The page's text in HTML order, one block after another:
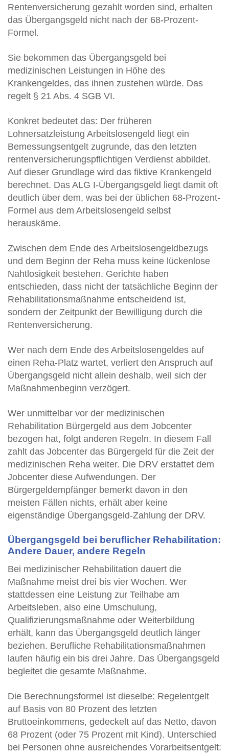
Rentenversicherung gezahlt worden sind, erhalten
das Übergangsgeld nicht nach der 68-Prozent-
Formel.
Sie bekommen das Übergangsgeld bei
medizinischen Leistungen in Höhe des
Krankengeldes, das ihnen zustehen würde. Das
regelt § 21 Abs. 4 SGB VI.
Konkret bedeutet das: Der früheren
Lohnersatzleistung Arbeitslosengeld liegt ein
Bemessungsentgelt zugrunde, das den letzten
rentenversicherungspflichtigen Verdienst abbildet.
Auf dieser Grundlage wird das fiktive Krankengeld
berechnet. Das ALG I-Übergangsgeld liegt damit oft
deutlich über dem, was bei der üblichen 68-Prozent-
Formel aus dem Arbeitslosengeld selbst
herauskäme.
Zwischen dem Ende des Arbeitslosengeldbezugs
und dem Beginn der Reha muss keine lückenlose
Nahtlosigkeit bestehen. Gerichte haben
entschieden, dass nicht der tatsächliche Beginn der
Rehabilitationsmaßnahme entscheidend ist,
sondern der Zeitpunkt der Bewilligung durch die
Rentenversicherung.
Wer nach dem Ende des Arbeitslosengeldes auf
einen Reha-Platz wartet, verliert den Anspruch auf
Übergangsgeld nicht allein deshalb, weil sich der
Maßnahmenbeginn verzögert.
Wer unmittelbar vor der medizinischen
Rehabilitation Bürgergeld aus dem Jobcenter
bezogen hat, folgt anderen Regeln. In diesem Fall
zahlt das Jobcenter das Bürgergeld für die Zeit der
medizinischen Reha weiter. Die DRV erstattet dem
Jobcenter diese Aufwendungen. Der
Bürgergeldempfänger bemerkt davon in den
meisten Fällen nichts, erhält aber keine
eigenständige Übergangsgeld-Zahlung der DRV.
Übergangsgeld bei beruflicher Rehabilitation:
Andere Dauer, andere Regeln
Bei medizinischer Rehabilitation dauert die
Maßnahme meist drei bis vier Wochen. Wer
stattdessen eine Leistung zur Teilhabe am
Arbeitsleben, also eine Umschulung,
Qualifizierungsmaßnahme oder Weiterbildung
erhält, kann das Übergangsgeld deutlich länger
beziehen. Berufliche Rehabilitationsmaßnahmen
laufen häufig ein bis drei Jahre. Das Übergangsgeld
begleitet die gesamte Maßnahme.
Die Berechnungsformel ist dieselbe: Regelentgelt
auf Basis von 80 Prozent des letzten
Bruttoeinkommens, gedeckelt auf das Netto, davon
68 Prozent (oder 75 Prozent mit Kind). Unterschied
bei Personen ohne ausreichendes Vorarbeitsentgelt: